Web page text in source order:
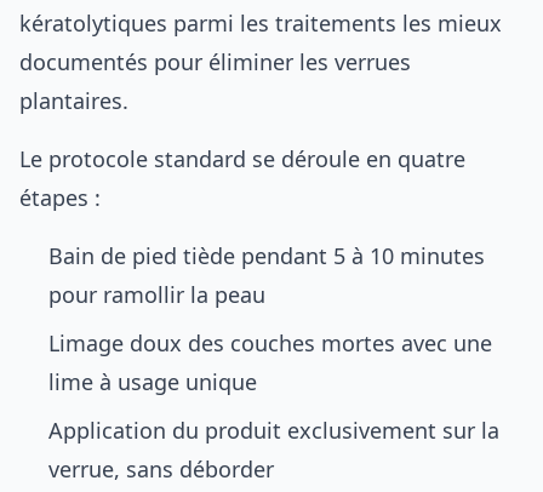
kératolytiques parmi les traitements les mieux
documentés pour éliminer les verrues
plantaires.
Le protocole standard se déroule en quatre
étapes :
Bain de pied tiède pendant 5 à 10 minutes
pour ramollir la peau
Limage doux des couches mortes avec une
lime à usage unique
Application du produit exclusivement sur la
verrue, sans déborder